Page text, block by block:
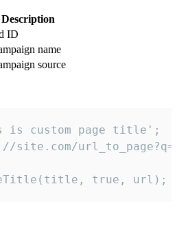
Description
ID
name
source
custom page title';
true, url);